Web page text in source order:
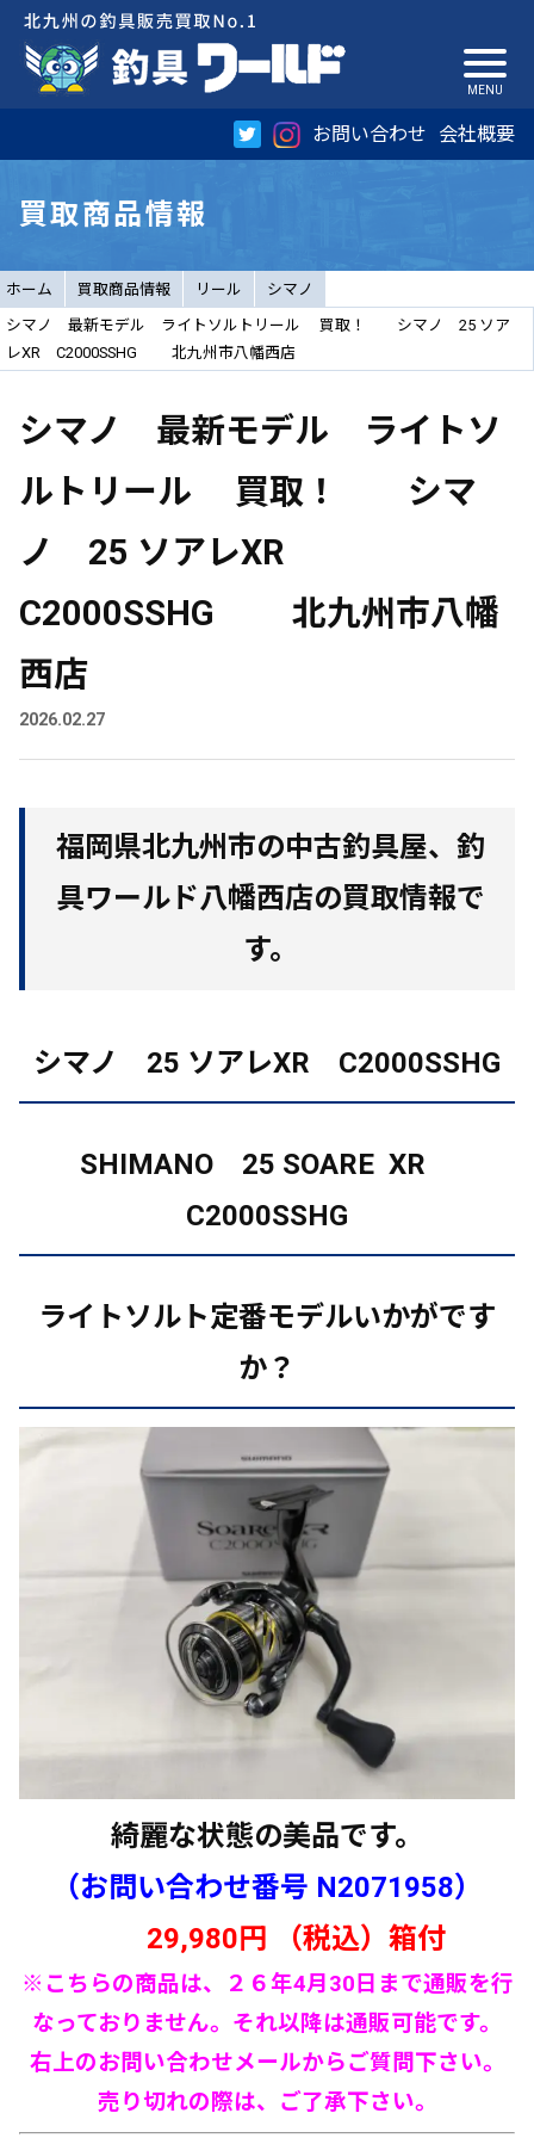
お問い合わせ 会社概要
買取商品情報
ホーム 買取商品情報 リール
シマノ
シマノ 最新モデル ライトソルトリール 買取！ シマノ 25 ソア
レXR C2000SSHG 北九州市八幡西店
シマノ 最新モデル ライトソ
ルトリール 買取！ シマ
ノ 25 ソアレXR
C2000SSHG 北九州市八幡
西店
2026.02.27
福岡県北九州市の中古釣具屋、釣
具ワールド八幡西店の買取情報で
す。
シマノ 25 ソアレXR C2000SSHG
SHIMANO 25 SOARE XR
C2000SSHG
ライトソルト定番モデルいかがです
か？
綺麗な状態の美品です。
（お問い合わせ番号 N2071958）
29,980円 （税込）箱付
※こちらの商品は、２６年4月30日まで通販を行
なっておりません。それ以降は通販可能です。
右上のお問い合わせメールからご質問下さい。
売り切れの際は、ご了承下さい。